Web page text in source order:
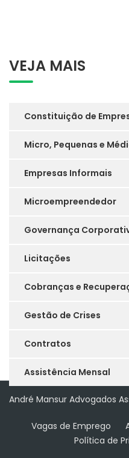
VEJA MAIS
Constituição de
Micro, Pequenas e
Empresas Informais
Microempreendedor
Governança
Licitações
Cobranças e
Gestão de Crises
Contratos
Assistência Mensal
André Mansur Advogados
Vagas de Emprego
Política de